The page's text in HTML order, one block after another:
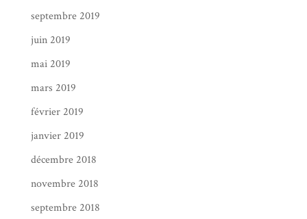
septembre 2019
juin 2019
mai 2019
mars 2019
février 2019
janvier 2019
décembre 2018
novembre 2018
septembre 2018